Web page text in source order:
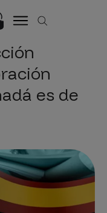
es de